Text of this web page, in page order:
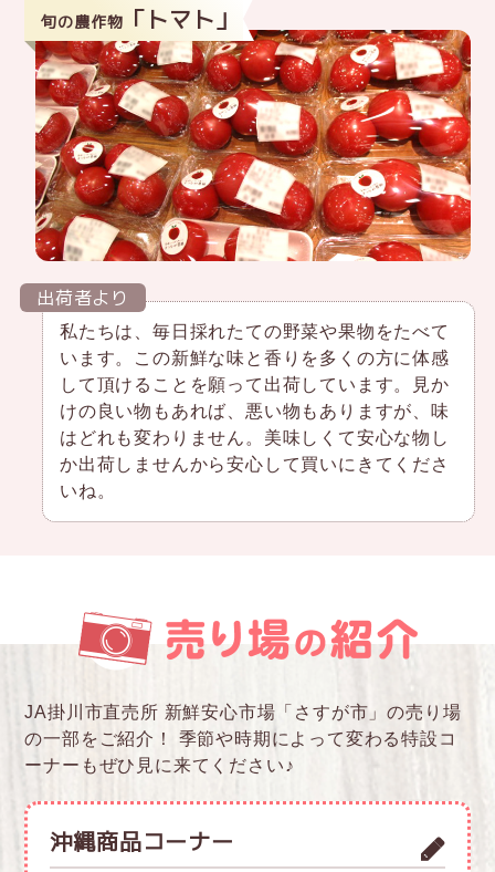
旬の農作物 「トマト」
出荷者より
私たちは、毎日採れたての野菜や果物をたべて
います。この新鮮な味と香りを多くの方に体感
して頂けることを願って出荷しています。見か
けの良い物もあれば、悪い物もありますが、味
はどれも変わりません。美味しくて安心な物し
か出荷しませんから安心して買いにきてくださ
いね。
JA掛川市直売所 新鮮安心市場「さすが市」の売り場
の一部をご紹介！
季節や時期によって変わる特設コ
ーナーもぜひ見に来てください♪
沖縄商品コーナー